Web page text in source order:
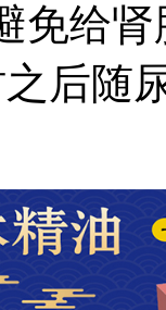
免给
后随